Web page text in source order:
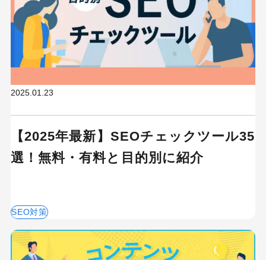
2025.01.23
【2025年最新】SEOチェックツール35
選！無料・有料と目的別に紹介
SEO対策